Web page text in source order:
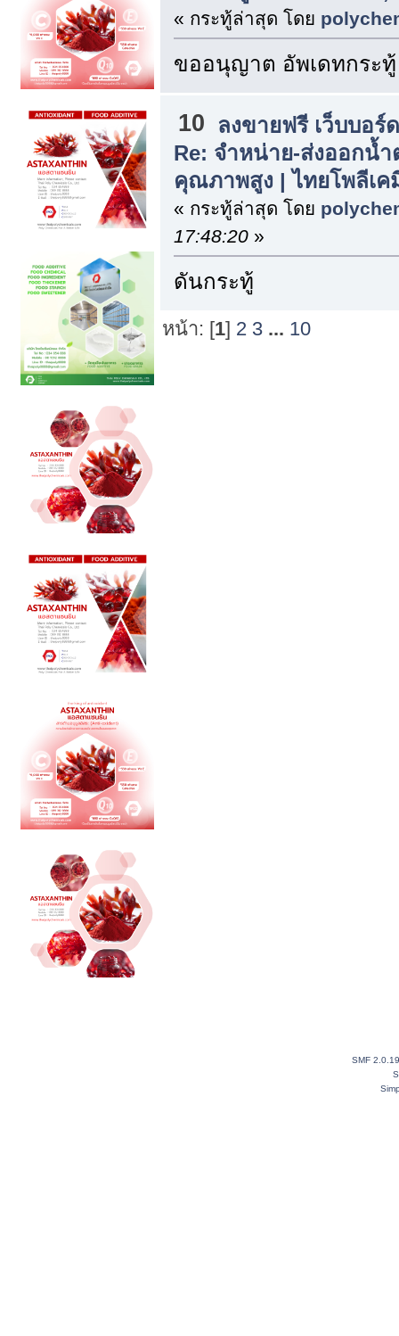
« กระทู้ล่าสุด โดย
ขออนุญาต อัพเดทกระทู้
10
ลงขายฟรี เว็บบอร์
Re: จำหน่าย-ส่งออกน้
คุณภาพสูง | ไทยโพลีเค
« กระทู้ล่าสุด โดย
17:48:20»
ดันกระทู้
หน้า: [1] 2 3 ... 10
SMF 2.0.19